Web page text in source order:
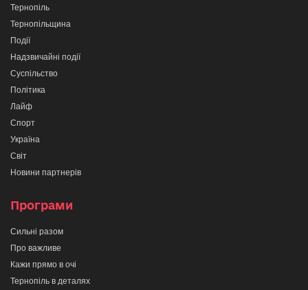
Тернопіль
Тернопільщина
Події
Надзвичайні події
Суспільство
Політика
Лайф
Спорт
Україна
Світ
Новини партнерів
Програми
Сильні разом
Про важливе
Кажи прямо в очі
Тернопіль в деталях